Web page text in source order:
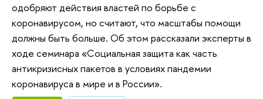
одобряют действия властей по борьбе с
коронавирусом, но считают, что масштабы помощи
должны быть больше. Об этом рассказали эксперты в
ходе семинара «Социальная защита как часть
антикризисных пакетов в условиях пандемии
коронавируса в мире и в России».